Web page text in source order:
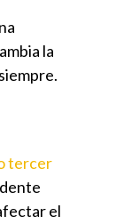
la
tercer
el